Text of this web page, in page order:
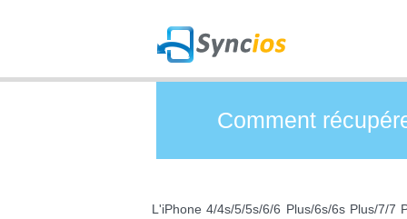
Comment
L'iPhone 4/4s/5/5s/6/6 Plus/6s/6s Plus/7/